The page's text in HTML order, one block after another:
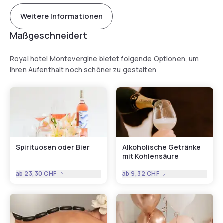
Royal Hotel is surrounded by a large chestnut-tree park, on
the road to the Montevergine Sanctuary. Avellino Ovest is
the nearest exit on the Napoli-Bari A16 Motorway.
Weitere Informationen
Maßgeschneidert
Royal hotel Montevergine bietet folgende Optionen, um
Ihren Aufenthalt noch schöner zu gestalten
Spirituosen oder Bier
ab 23,30 CHF
Alkoholische Getränke
mit Kohlensäure
ab9,32 CHF